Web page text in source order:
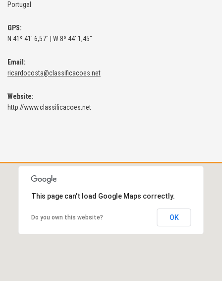
Portugal
GPS:
N 41º 41' 6,57" | W 8º 44' 1,45"
Email:
ricardocosta@classificacoes.net
Website:
http://www.classificacoes.net
This page can't load Google Maps correctly.
Do you own this website? OK